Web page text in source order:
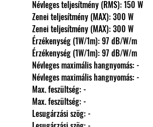
                Névleges teljesítmény (RMS): 150 W
                Zenei teljesítmény (MAX): 300 W
                Zenei teljesítmény (MAX): 300 W
                Érzékenység (1W/1m): 97 dB/W/m
                Érzékenység (1W/1m): 97 dB/W/m
                Névleges maximális hangnyomás: -
                Névleges maximális hangnyomás: -
                Max. feszültség: -
                Max. feszültség: -
                Lesugárzási szög: -